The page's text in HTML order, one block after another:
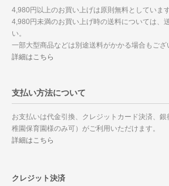
4,980円以上のお買い上げは原則無料としていま
4,980円未満のお買い上げ時の送料については、
い。
一部大型商品などは別途送料がかかる場合もござ
詳細はこちら
支払い方法について
お支払いは代金引換、クレジットカード決済、
稚園保育園様のみ可）がご利用いただけます。
詳細はこちら
クレジット決済